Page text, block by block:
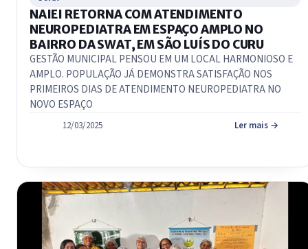
NAIEI RETORNA COM ATENDIMENTO
NEUROPEDIATRA EM ESPAÇO AMPLO NO
BAIRRO DA SWAT, EM SÃO LUÍS DO CURU
GESTÃO MUNICIPAL PENSOU EM UM LOCAL HARMONIOSO E
AMPLO. POPULAÇÃO JÁ DEMONSTRA SATISFAÇÃO NOS
PRIMEIROS DIAS DE ATENDIMENTO NEUROPEDIATRA NO
NOVO ESPAÇO
12/03/2025 Ler mais →